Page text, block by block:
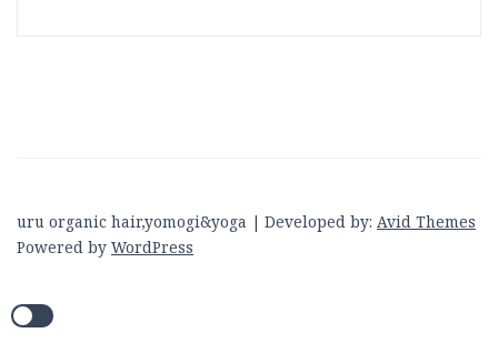
uru organic hair,yomogi&yoga | Developed by: Avid Themes
Powered by WordPress